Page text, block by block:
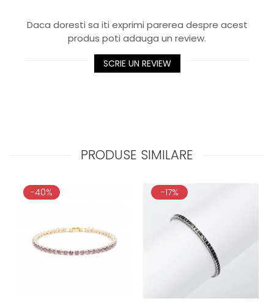
Daca doresti sa iti exprimi parerea despre acest
produs poti adauga un review.
SCRIE UN REVIEW
PRODUSE SIMILARE
-40% -17%